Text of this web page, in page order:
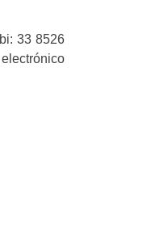
33 8526